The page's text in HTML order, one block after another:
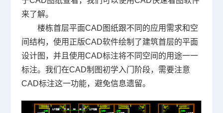
来了解。
楼栋首层平面CAD图纸跟不同的应用需求和空
间结构，使用正版CAD软件绘制了建筑首层的平面
设计图，并且使用CAD标注将不同空间的用途一一
标注。我们在CAD制图初学入门阶段，需要注意
CAD标注这一功能，避免信息遗留。